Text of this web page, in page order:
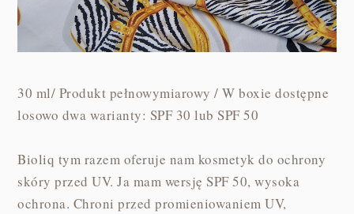
30 ml/ Produkt pełnowymiarowy / W boxie dostępne
losowo dwa warianty: SPF 30 lub SPF 50
Bioliq tym razem oferuje nam kosmetyk do ochrony
skóry przed UV. Ja mam wersję SPF 50, wysoka
ochrona. Chroni przed promieniowaniem UV,